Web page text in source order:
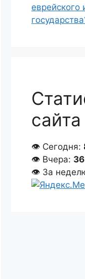
еврейского
сайта
👁 Сегодня:
👁 Вчера:
👁 За